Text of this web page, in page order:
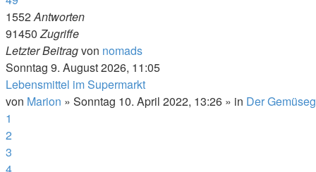
1552Antworten
91450Zugriffe
Letzter Beitragvon nomads
Sonntag 9. August 2026, 11:05
Lebensmittel im Supermarkt
von Marion » Sonntag 10. April 2022, 13:26 » in Der
1
2
3